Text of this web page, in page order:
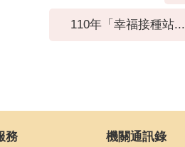
110年「幸福接種站...
務 機關通訊錄